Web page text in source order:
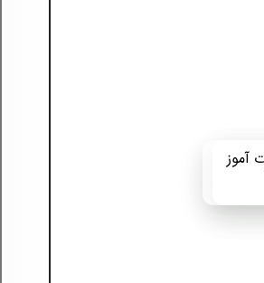
دوره
آموز